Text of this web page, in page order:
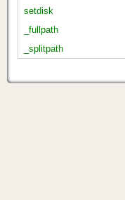
setdisk
_fullpath
_splitpath